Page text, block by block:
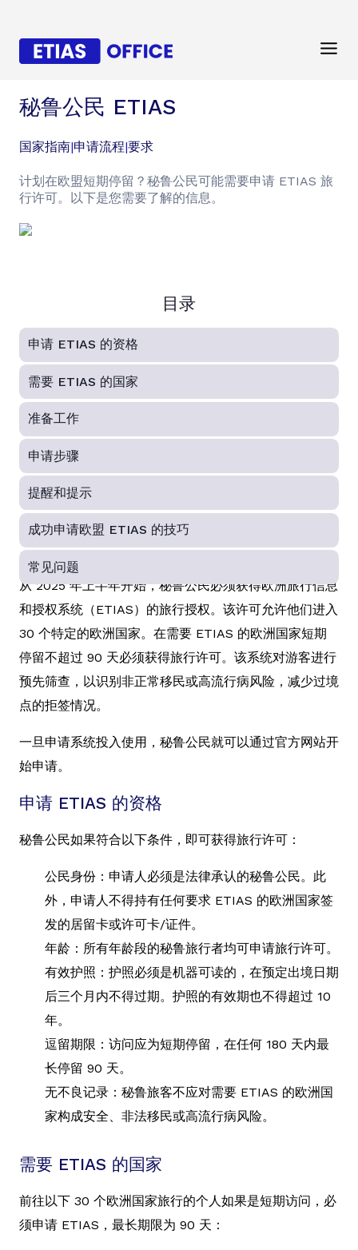
秘鲁公民 ETIAS
国家指南|申请流程|要求
计划在欧盟短期停留？秘鲁公民可能需要申请 ETIAS 旅
行许可。以下是您需要了解的信息。
目录
申请 ETIAS 的资格
需要 ETIAS 的国家
准备工作
申请步骤
提醒和提示
成功申请欧盟 ETIAS 的技巧
常见问题
从 2025 年上半年开始，秘鲁公民必须获得欧洲旅行信息
和授权系统（ETIAS）的旅行授权。该许可允许他们进入
30 个特定的欧洲国家。在需要 ETIAS 的欧洲国家短期
停留不超过 90 天必须获得旅行许可。该系统对游客进行
预先筛查，以识别非正常移民或高流行病风险，减少过境
点的拒签情况。
一旦申请系统投入使用，秘鲁公民就可以通过官方网站开
始申请。
申请 ETIAS 的资格
秘鲁公民如果符合以下条件，即可获得旅行许可：
公民身份：申请人必须是法律承认的秘鲁公民。此
外，申请人不得持有任何要求 ETIAS 的欧洲国家签
发的居留卡或许可卡/证件。
年龄：所有年龄段的秘鲁旅行者均可申请旅行许可。
有效护照：护照必须是机器可读的，在预定出境日期
后三个月内不得过期。护照的有效期也不得超过 10
年。
逗留期限：访问应为短期停留，在任何 180 天内最
长停留 90 天。
无不良记录：秘鲁旅客不应对需要 ETIAS 的欧洲国
家构成安全、非法移民或高流行病风险。
需要 ETIAS 的国家
前往以下 30 个欧洲国家旅行的个人如果是短期访问，必
须申请 ETIAS，最长期限为 90 天：